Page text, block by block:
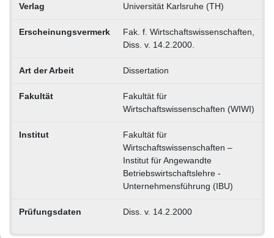
Verlag Universität Karlsruhe (TH)
Erscheinungsvermerk
Fak. f. Wirtschaftswissenschaften,
Diss. v. 14.2.2000.
Art der Arbeit Dissertation
Fakultät
Fakultät für
Wirtschaftswissenschaften (WIWI)
Institut
Fakultät für
Wirtschaftswissenschaften –
Institut für Angewandte
Betriebswirtschaftslehre -
Unternehmensführung (IBU)
Prüfungsdaten Diss. v. 14.2.2000